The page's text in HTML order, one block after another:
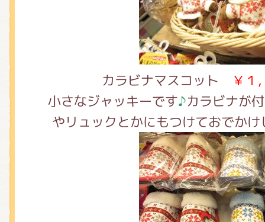
カラビナマスコット
￥１
小さなジャッキーです♪カラビナが
やリュックとかにもつけておでか